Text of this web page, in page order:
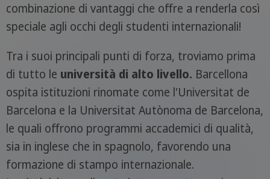
combinazione di vantaggi che offre a renderla così
speciale agli occhi degli studenti internazionali!
Tra i suoi principali punti di forza, troviamo prima
di tutto le università di alto livello. Barcellona
ospita istituzioni rinomate come l'Universitat de
Barcelona e la Universitat Autònoma de Barcelona,
le quali offrono programmi accademici di qualità,
sia in inglese che in spagnolo, favorendo una
formazione di stampo internazionale.